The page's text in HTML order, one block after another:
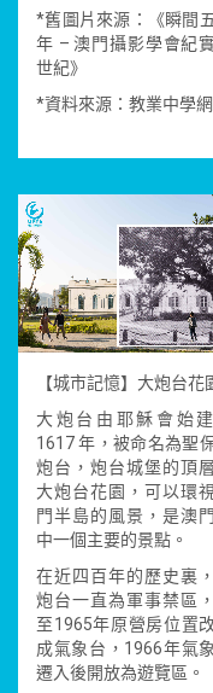
*舊圖片來源：《瞬間
年 – 澳門攝影學會紀
世紀》
*資料來源：教業中學
【城市記憶】大炮台花
大炮台由耶穌會始
1617 年，被命名為聖
炮台，炮台城堡的頂
大炮台花園，可以環
門半島的風景，是澳
中一個主要的景點。
在近四百年的歷史裏
炮台一直為軍事禁區
至1965年原營房位置
成氣象台，1966年氣
遷入後開放為遊覽區。